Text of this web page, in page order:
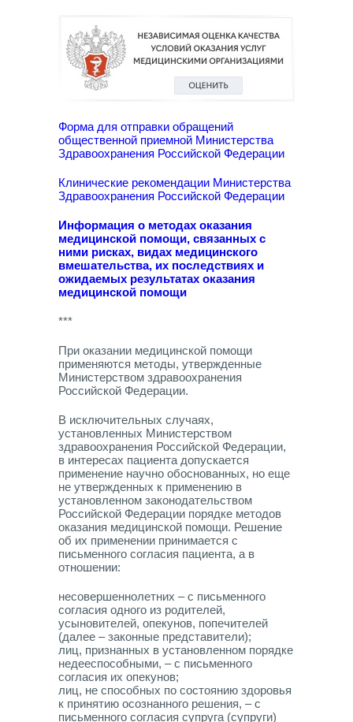
Форма для отправки обращений
общественной приемной Министерства
Здравоохранения Российской Федерации
Клинические рекомендации Министерства
Здравоохранения Российской Федерации
Информация о методах оказания
медицинской помощи, связанных с
ними рисках, видах медицинского
вмешательства, их последствиях и
ожидаемых результатах оказания
медицинской помощи
***
При оказании медицинской помощи
применяются методы, утвержденные
Министерством здравоохранения
Российской Федерации.
В исключительных случаях,
установленных Министерством
здравоохранения Российской Федерации,
в интересах пациента допускается
применение научно обоснованных, но еще
не утвержденных к применению в
установленном законодательством
Российской Федерации порядке методов
оказания медицинской помощи. Решение
об их применении принимается с
письменного согласия пациента, а в
отношении:
несовершеннолетних – с письменного
согласия одного из родителей,
усыновителей, опекунов, попечителей
(далее – законные представители);
лиц, признанных в установленном порядке
недееспособными, – с письменного
согласия их опекунов;
лиц, не способных по состоянию здоровья
к принятию осознанного решения, – с
письменного согласия супруга (супруги)